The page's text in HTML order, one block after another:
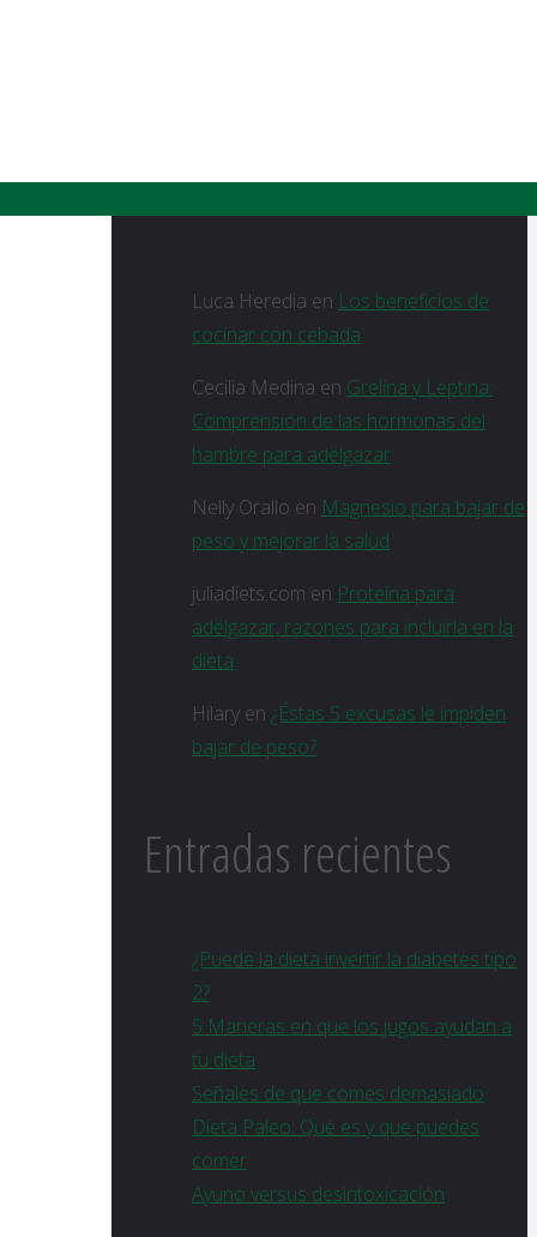
Comentarios recientes
Luca Heredia en Los beneficios de
cocinar con cebada
Cecilia Medina en Grelina y Leptina:
Comprensión de las hormonas del
hambre para adelgazar
Nelly Orallo en Magnesio para bajar de
peso y mejorar la salud
juliadiets.com en Proteína para
adelgazar, razones para incluirla en la
dieta
Hilary en ¿Éstas 5 excusas le impiden
bajar de peso?
Entradas recientes
¿Puede la dieta invertir la diabetes tipo
2?
5 Maneras en que los jugos ayudan a
tu dieta
Señales de que comes demasiado
Dieta Paleo: Qué es y que puedes
comer
Ayuno versus desintoxicación